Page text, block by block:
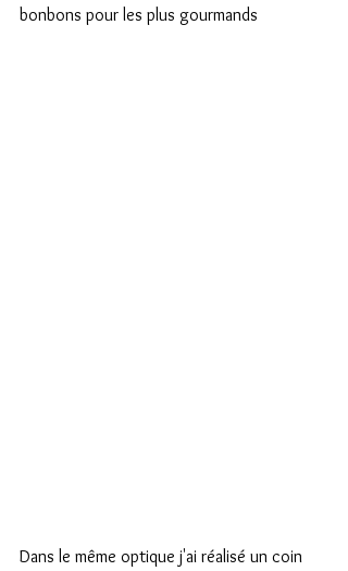
bonbons pour les plus gourmands
Dans le même optique j'ai réalisé un coin